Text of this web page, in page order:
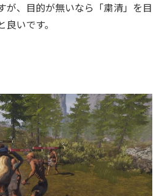
が、目的が無いなら「粛清」を目
いです。